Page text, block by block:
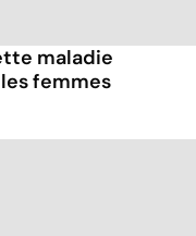
maladie
femmes